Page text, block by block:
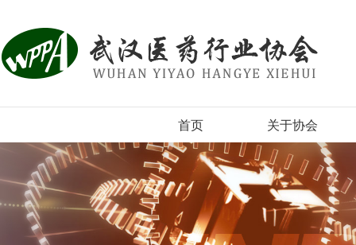
首页 关于协会
协会简介
组织机构
协会章程